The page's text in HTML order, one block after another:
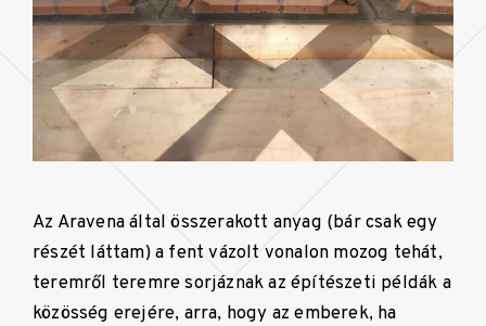
Az Aravena által összerakott anyag (bár csak egy
részét láttam) a fent vázolt vonalon mozog tehát,
teremről teremre sorjáznak az építészeti példák a
közösség erejére, arra, hogy az emberek, ha